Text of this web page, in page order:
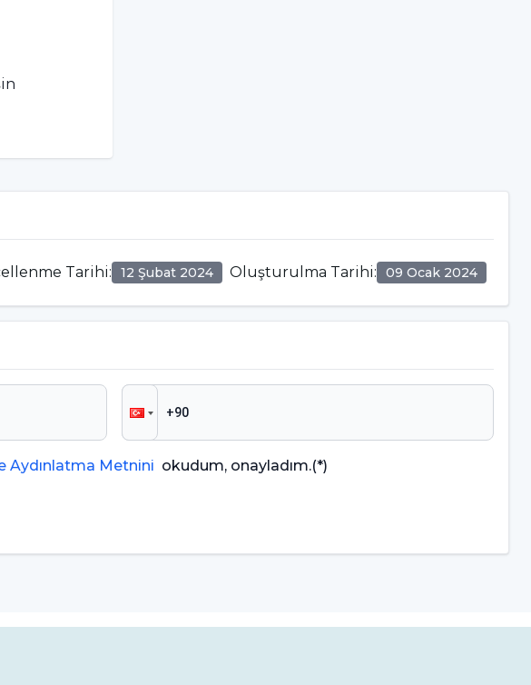
kadar
Tarihi: 12 Şubat 2024 Oluşturulma Tarihi: 09 Ocak 2024
Aydınlatma Metnini okudum, onayladım.(*)